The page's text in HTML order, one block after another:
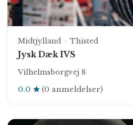
Midtjylland Thisted
Jysk Dæk IVS
Vilhelmsborgvej 8
0.0 (0 anmeldelser)